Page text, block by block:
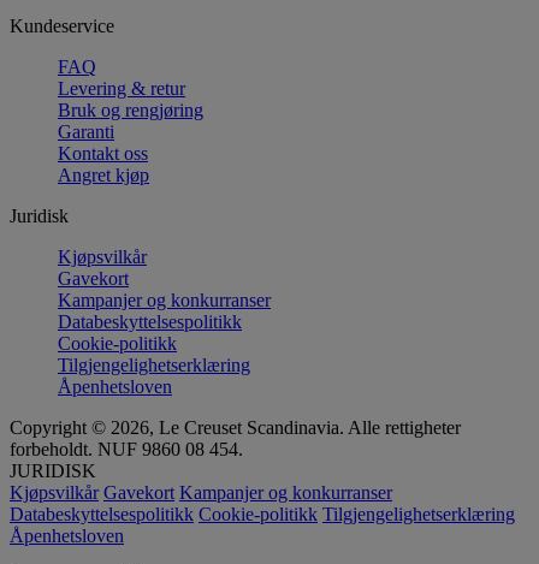
Kundeservice
FAQ
Levering & retur
Bruk og rengjøring
Garanti
Kontakt oss
Angret kjøp
Juridisk
Kjøpsvilkår
Gavekort
Kampanjer og konkurranser
Databeskyttelsespolitikk
Cookie-politikk
Tilgjengelighetserklæring
Åpenhetsloven
Copyright © 2026, Le Creuset Scandinavia. Alle rettigheter
forbeholdt. NUF 9860 08 454.
JURIDISK
Kjøpsvilkår Gavekort Kampanjer og konkurranser
Databeskyttelsespolitikk Cookie-politikk Tilgjengelighetserklæring
Åpenhetsloven